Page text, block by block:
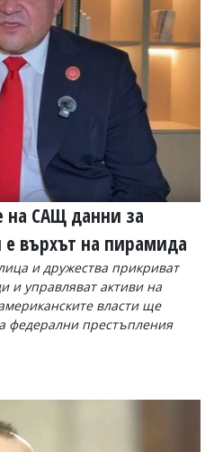
САЩ данни за
е върхът на пирамида
и дружества прикриват
и управляват активи на
власти ще
федерални престъпления